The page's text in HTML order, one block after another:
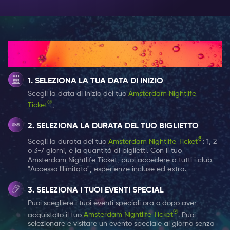
l'atmosfera accogliente preparano il palco per godere
di incantevoli performance dal vivo. Dall'ingresso sul
red carpet all'intima disposizione dei tavoli, Club Hart
Amsterdam offre un tocco di intrattenimento
sofisticato di un'era passata.
Sblocca la magia di Club Hart Amsterdam
Vivi eventi esclusivi aggiungendo gli Special Events al
tuo Amsterdam Nightlife Ticket senza alcun costo
aggiuntivo. Ciò garantisce l'accesso all'evento e un
posto a sedere garantito. Si prega di notare che cibo e
bevande possono essere acquistati separatamente
presso il locale e non sono inclusi nell'accesso agli
Special Event.
Non dimenticare di arrivare presto e di dividerti se sei
Come funziona
SELEZIONA LA TUA DATA DI INIZIO
Scegli la data di inizio del tuoAmsterdam Nightlife
Ticket®.
SELEZIONA LA DURATA DEL TUO BIGLIETTO
Scegli la durata del tuo Amsterdam Nightlife Ticket®: 1, 2
o 3-7 giorni, e la quantità di biglietti. Con il tuo
Amsterdam Nightlife Ticket, puoi accedere a tutti i club
"Accesso Illimitato", esperienze incluse ed extra.
SELEZIONA I TUOI EVENTI SPECIAL
Puoi scegliere i tuoi eventi speciali ora o dopo aver
acquistato il tuo Amsterdam Nightlife Ticket®. Puoi
selezionare e visitare un evento speciale al giorno senza